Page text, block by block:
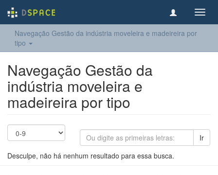
Navegação Gestão da indústria moveleira e madeireira por
tipo
Navegação Gestão da
indústria moveleira e
madeireira por tipo
Ir
Desculpe, não há nenhum resultado para essa busca.